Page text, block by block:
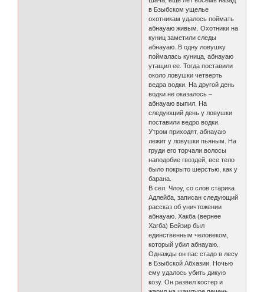
в Бзыбском ущелье
охотникам удалось поймать
абнауаю живым. Охотники на
куниц заметили следы
абнауаю. В одну ловушку
поймалась куница, абнауаю
утащил ее. Тогда поставили
около ловушки четверть
ведра водки. На другой день
водки не оказалось –
абнауаю выпил. На
следующий день у ловушки
поставили ведро водки.
Утром приходят, абнауаю
лежит у ловушки пьяным. На
груди его торчали волосы
наподобие гвоздей, все тело
было покрыто шерстью, как у
барана.
В сел. Члоу, со слов старика
Адлейба, записан следующий
рассказ об уничтожении
абнауаю. Хакба (вернее
Хагба) Бейзир был
единственным человеком,
который убил абнауаю.
Однажды он пас стадо в лесу
в Бзыбской Абхазии. Ночью
ему удалось убить дикую
козу. Он развел костер и